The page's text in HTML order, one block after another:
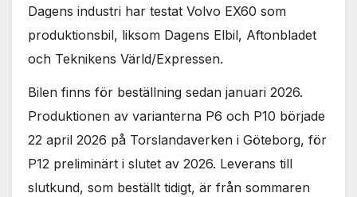
Dagens industri har testat Volvo EX60 som
produktionsbil, liksom Dagens Elbil, Aftonbladet
och Teknikens Värld/Expressen.
Bilen finns för beställning sedan januari 2026.
Produktionen av varianterna P6 och P10 började
22 april 2026 på Torslandaverken i Göteborg, för
P12 preliminärt i slutet av 2026. Leverans till
slutkund, som beställt tidigt, är från sommaren